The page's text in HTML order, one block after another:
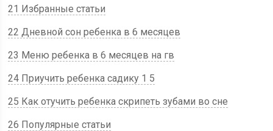
21 Избранные статьи
22 Дневной сон ребенка в 6 месяцев
23 Меню ребенка в 6 месяцев на гв
24 Приучить ребенка садику 1 5
25 Как отучить ребенка скрипеть зубами во сне
26 Популярные статьи